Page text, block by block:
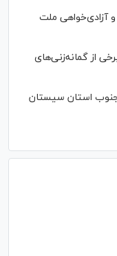
آزادی‌خواهی ملت
از گمانه‌زنی‌های
استان سیستان